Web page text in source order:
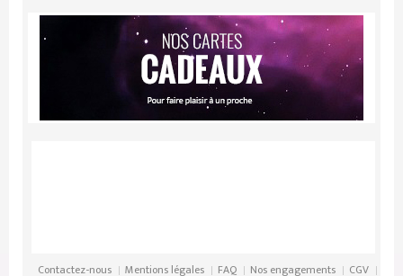
Contactez-nous Mentions légales FAQ Nos engagements CGV